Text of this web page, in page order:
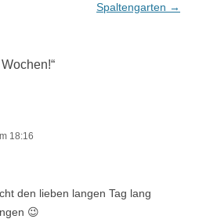
Spaltengarten →
“
18:16
den lieben langen Tag lang
😉